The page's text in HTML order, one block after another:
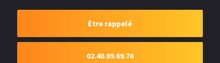
Être rappelé
02.40.89.69.76